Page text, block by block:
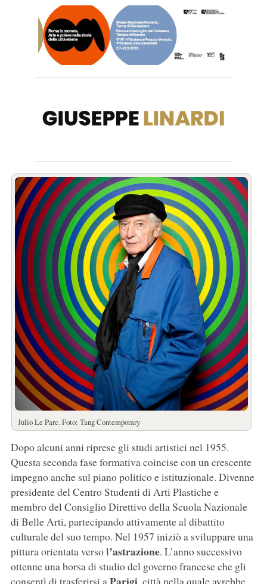
Julio Le Parc. Foto: Tang Contemporary
Dopo alcuni anni riprese gli studi artistici nel 1955.
Questa seconda fase formativa coincise con un crescente
impegno anche sul piano politico e istituzionale. Divenne
presidente del Centro Studenti di Arti Plastiche e
membro del Consiglio Direttivo della Scuola Nazionale
di Belle Arti, partecipando attivamente al dibattito
culturale del suo tempo. Nel 1957 iniziò a sviluppare una
pittura orientata verso l’astrazione. L’anno successivo
ottenne una borsa di studio del governo francese che gli
consentì di trasferirsi a Parigi , città nella quale avrebbe